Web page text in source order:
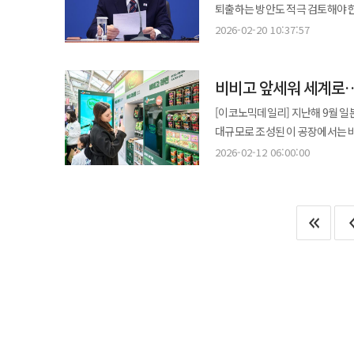
건강기능식품 사업도 윤 부회장
회사의 실적 회복은 상징성이 크
정체성을 유지하면서도 제약과
수익성을 점검하는 경영이 요구
한다. 규모가 커질수록 가족기업 방식의 의사
법정 다툼이 끝나면서 지분과 경
일가 갈등의 승자가 아니라 대
콜마비앤에이치는 분쟁의 무대
확인돼야 한다. 콜마그룹의 경
경력을 시작한 이후 CJ 재경실
쌓았다. 지난해 한국앤컴퍼니에 합류한 이후에는 경영총괄을 맡아 지주 부문 운영과 주요 전략 과제를 담당해왔다.
한온시스템은 인수 이후 추진된 비용 구조 개
성과를 단순 연결 실적이 아닌
성과 관리 체계 구축 등을 통해 그룹 전체
의원이 대구시장 출마를 선언한 상태다. 이 위원장은 지난 19일 페이스북에서 “기업을 일으켜 본 경험,
책임, 일자리를 만들어 본 실행
방식이 공개될 전망이다. 앞서 공관위는 현직인 김영환 충북도지사를 컷오프(공천 배제)하면서 지역 정가에 큰 파장을
일으켰다. 김 지사는 이에 반발
예비후보 사퇴를 선언했다. 윤희근 전 경찰청장도 선거운동 중단을 선언하며 반발하면서 공천 과정 전반에 대한 불신이
커지고 있다. 논란이 확산하자 충북 지역 국회의원들은 지난 18일 장동혁 당 대표를 찾아가 “후보를 경선으로 선출해
지방선거 전략과 계파 갈등, 공
퇴출하는 방안도 적극 검토해야
어디에도 담합 기업을 영구적으
결과 등을 미리 짜고 합의하는
피해로 이어진다. 공정거래법 제
9가지 담합 유형을 금지하고 있다. 이 대통령 발언 하루 전인 18일 공정거래위원회는 밀가루 가격 담합
CJ제일제당·대한제분 등 7개
약 5년간 담합 규모를 5조9913
담합으로 얻는 이익이 걸릴 위
것이다. 그렇다면 '영구퇴출'은 현행 법체계 안에서
2026-02-20 10:37:57
비비고 앞세워 세계
[이코노믹데일리] 지난해 9월 일
대규모로 조성된 이 공장에서는
시작한 제일제당이 이제는 글로벌 식품기업으로 외연을
신규 아시안 푸드 제조시설도
확대라기보다 현지 시장을 선점하려는 중장기 전략에 가
CJ제일제당의 해외 식품 매출
2026-02-12 06:00:00